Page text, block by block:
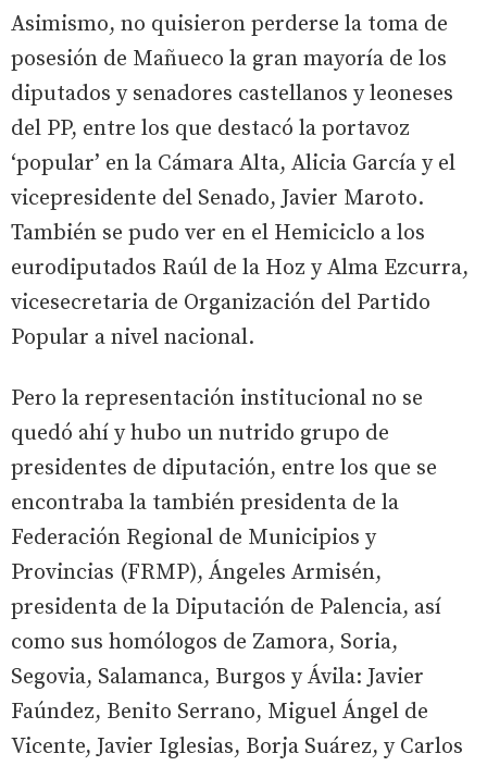
Asimismo, no quisieron perderse la toma de
posesión de Mañueco la gran mayoría de los
diputados y senadores castellanos y leoneses
del PP, entre los que destacó la portavoz
‘popular’ en la Cámara Alta, Alicia García y el
vicepresidente del Senado, Javier Maroto.
También se pudo ver en el Hemiciclo a los
eurodiputados Raúl de la Hoz y Alma Ezcurra,
vicesecretaria de Organización del Partido
Popular a nivel nacional.
Pero la representación institucional no se
quedó ahí y hubo un nutrido grupo de
presidentes de diputación, entre los que se
encontraba la también presidenta de la
Federación Regional de Municipios y
Provincias (FRMP), Ángeles Armisén,
presidenta de la Diputación de Palencia, así
como sus homólogos de Zamora, Soria,
Segovia, Salamanca, Burgos y Ávila: Javier
Faúndez, Benito Serrano, Miguel Ángel de
Vicente, Javier Iglesias, Borja Suárez, y Carlos